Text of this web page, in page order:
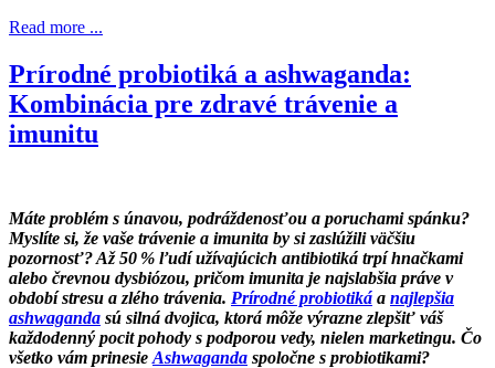
Read more ...
Prírodné probiotiká a ashwaganda:
Kombinácia pre zdravé trávenie a
imunitu
Máte problém s únavou, podráždenosťou a poruchami spánku?
Myslíte si, že vaše trávenie a imunita by si zaslúžili väčšiu
pozornosť? Až 50 % ľudí užívajúcich antibiotiká trpí hnačkami
alebo črevnou dysbiózou, pričom imunita je najslabšia práve v
období stresu a zlého trávenia. Prírodné probiotiká a najlepšia
ashwaganda sú silná dvojica, ktorá môže výrazne zlepšiť váš
každodenný pocit pohody s podporou vedy, nielen marketingu. Čo
všetko vám prinesie Ashwaganda spoločne s probiotikami?